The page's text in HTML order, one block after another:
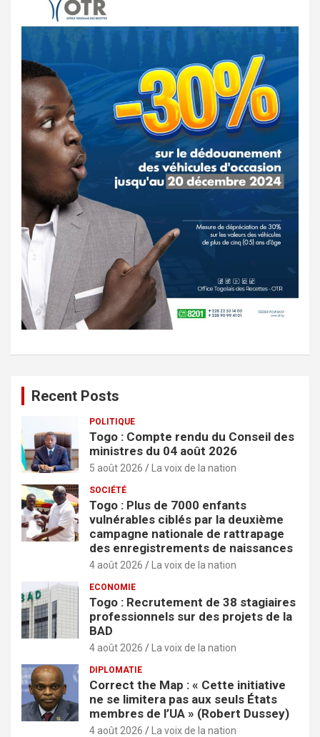
Recent Posts
POLITIQUE
Togo : Compte rendu du Conseil des
ministres du 04 août 2026
5 août 2026 La voix de la nation
SOCIÉTÉ
Togo : Plus de 7000 enfants
vulnérables ciblés par la deuxième
campagne nationale de rattrapage
des enregistrements de naissances
4 août 2026 La voix de la nation
ECONOMIE
Togo : Recrutement de 38 stagiaires
professionnels sur des projets de la
BAD
4 août 2026 La voix de la nation
DIPLOMATIE
Correct the Map : « Cette initiative
ne se limitera pas aux seuls États
membres de l’UA » (Robert Dussey)
4 août 2026 La voix de la nation